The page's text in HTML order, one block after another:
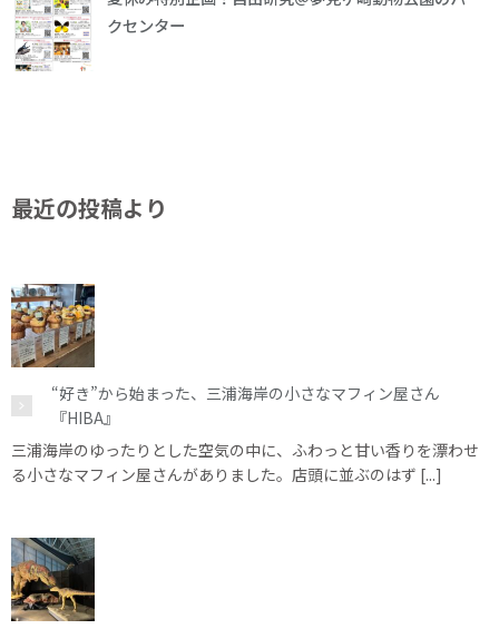
クセンター
最近の投稿より
“好き”から始まった、三浦海岸の小さなマフィン屋さん
『HIBA』
三浦海岸のゆったりとした空気の中に、ふわっと甘い香りを漂わせ
る小さなマフィン屋さんがありました。店頭に並ぶのはず [...]